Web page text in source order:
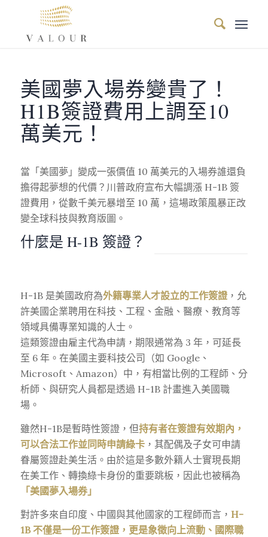
美國夢入場券變貴了！
H1B簽證費用上調至10
萬美元！
當「美國夢」變成一張價值 10 萬美元的入場券誰還負
擔得起夢想的代價？川普政府宣布大幅調漲 H-1B 簽
證費用，從數千美元暴增至 10 萬，這場政策風暴正改
變全球科技與教育版圖。
什麼是 H-1B 簽證？
H-1B 是美國政府為外籍專業人才設立的工作簽證，允
許美國企業聘用在科技、工程、金融、醫療、教育等
領域具備專業知識的人士。
這類簽證由雇主代為申請，期限通常為 3 年，可延長
至 6 年。在美國主要科技公司（如 Google、
Microsoft、Amazon）中，有相當比例的工程師、分
析師、與研究人員都是透過 H-1B 計畫進入美國職
場。
雖然H-1B是暫時性簽證，但持有者在簽證有效期內，
可以合法工作並同時申請綠卡，其配偶及子女可申請
眷屬簽證赴美生活。由於這是多數外籍人士實現長期
在美工作、轉換綠卡身份的重要跳板，因此也被稱為
「美國夢入場券」
對許多來自印度、中國與其他國家的工程師而言， H-
1B 不僅是一份工作簽證，更是象徵向上流動、國際職